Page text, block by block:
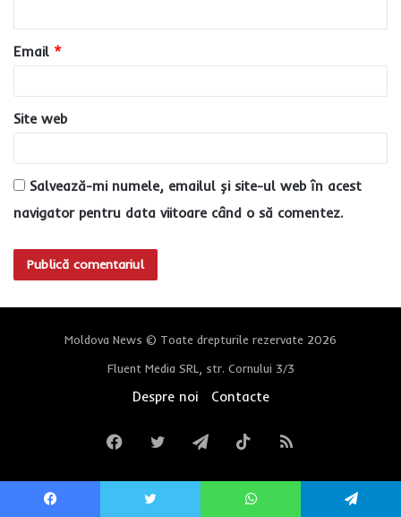
u
*
Email *
Site web
Salvează-mi numele, emailul și site-ul web în acest
navigator pentru data viitoare când o să comentez.
Moldova News © Toate drepturile rezervate 2026
Fluent Media SRL, str. Cornului 3/3
Despre noi Contacte
FacebookTwitterTelegramTikTokRSS